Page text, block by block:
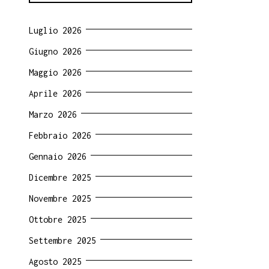
Luglio 2026
Giugno 2026
Maggio 2026
Aprile 2026
Marzo 2026
Febbraio 2026
Gennaio 2026
Dicembre 2025
Novembre 2025
Ottobre 2025
Settembre 2025
Agosto 2025